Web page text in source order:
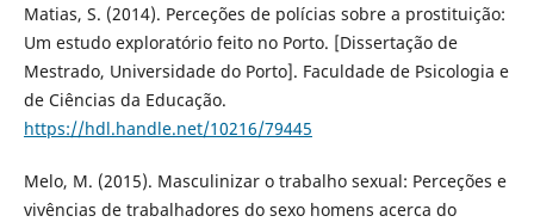
Matias, S. (2014). Perceções de polícias sobre a prostituição:
Um estudo exploratório feito no Porto. [Dissertação de
Mestrado, Universidade do Porto]. Faculdade de Psicologia e
de Ciências da Educação.
https://hdl.handle.net/10216/79445
Melo, M. (2015). Masculinizar o trabalho sexual: Perceções e
vivências de trabalhadores do sexo homens acerca do